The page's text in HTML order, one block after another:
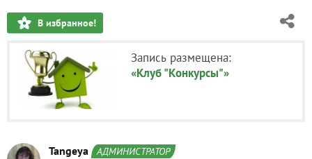
В избранное!
Запись размещена:
«Клуб "Конкурсы"»
Tangeya АДМИНИСТРАТОР